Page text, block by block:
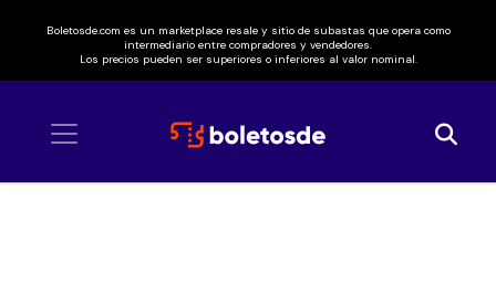
Boletosde.com es un marketplace resale y sitio de subastas que opera como
intermediario entre compradores y vendedores.
Los precios pueden ser superiores o inferiores al valor nominal.